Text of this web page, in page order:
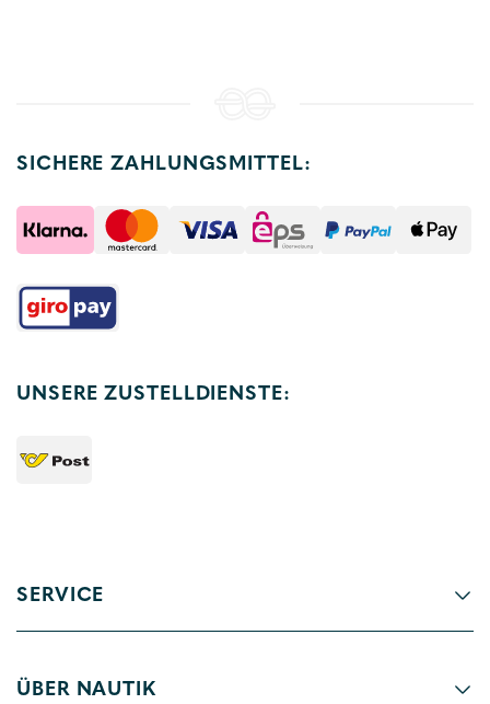
SICHERE ZAHLUNGSMITTEL:
UNSERE ZUSTELLDIENSTE:
SERVICE
ÜBER NAUTIK